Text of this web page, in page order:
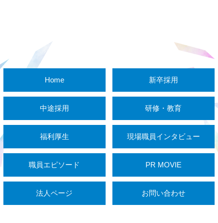
Home 新卒採用
中途採用 研修・教育
福利厚生 現場職員インタビュー
職員エピソード PR MOVIE
法人ページ お問い合わせ